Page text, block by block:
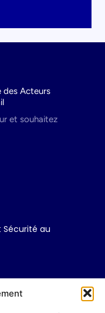
des Acteurs
et souhaitez
Sécurité au